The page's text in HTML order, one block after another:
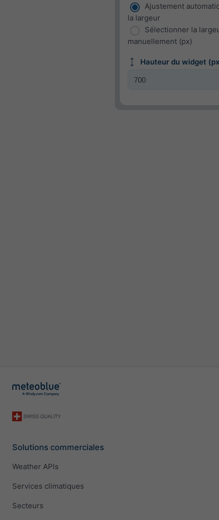
Ajustement
la largeur
Sélectionner la
manuellement (px)
Hauteur du widget
Solutions commerciales
Weather APIs
Services climatiques
Secteurs